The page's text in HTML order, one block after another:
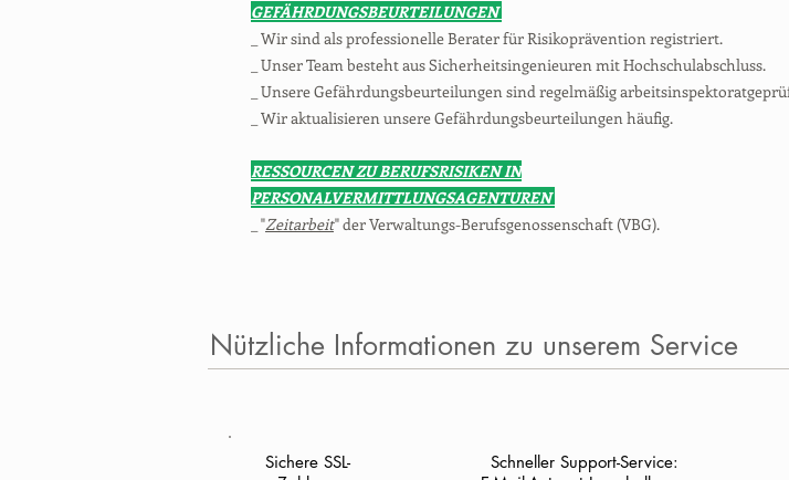
GEFÄHRDUNGSBEURTEILUNGEN
_ Wir sind als professionelle Berater für Risikoprävention registriert.
_ Unser Team besteht aus Sicherheitsingenieuren mit Hochschulabschluss.
_ Unsere Gefährdungsbeurteilungen sind regelmäßig
_ Wir aktualisieren unsere Gefährdungsbeurteilungen häufig.
RESSOURCEN ZU BERUFSRISIKEN IN
PERSONALVERMITTLUNGSAGENTUREN
_ "Zeitarbeit" der Verwaltungs-Berufsgenossenschaft (VBG).
Nützliche Informationen zu unserem Service
Sichere SSL-
Schneller Support-Service: